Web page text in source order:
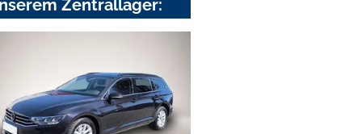
Zentrallager: